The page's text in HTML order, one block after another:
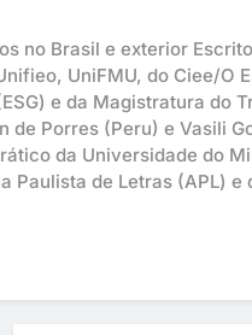
no Brasil e exterior
UniFMU, do Ciee/O
e da Magistratura do
Porres (Peru) e Vasili
da Universidade do
Paulista de Letras (APL) e